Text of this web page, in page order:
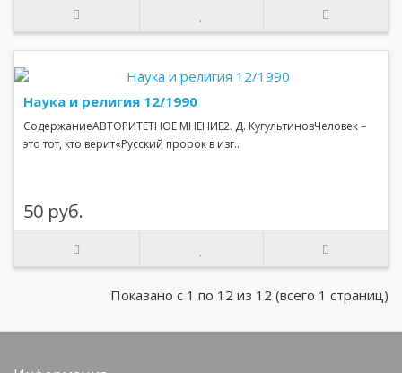
Наука и религия 12/1990
СодержаниеАВТОРИТЕТНОЕ МНЕНИЕ2. Д. КугультиновЧеловек –
это тот, кто верит«Русский пророк в изг..
50 руб.
Показано с 1 по 12 из 12 (всего 1 страниц)